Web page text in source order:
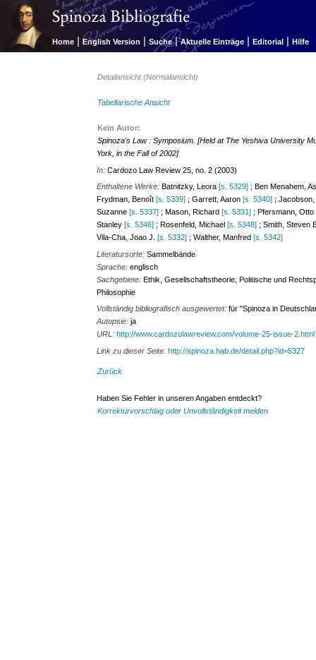
Home | English Version | Suche | Aktuelle Einträge | Editorial | Hilfe
Detailansicht (Normalansicht)
Tabellarische Ansicht
Kein Autor:
Spinoza's Law : Symposium. [Held at The Yeshiva University
York, in the Fall of 2002]
In:Cardozo Law Review 25, no. 2 (2003)
Enthaltene Werke:Batnitzky, Leora[s. 5329] ; Ben Menahem,
Frydman, Benoît[s. 5339] ; Garrett, Aaron[s. 5340] ;
Suzanne[s. 5337] ; Mason, Richard[s. 5331] ; Pfersmann, Otto
Stanley[s. 5346] ; Rosenfeld, Michael[s. 5348] ; Smith, Steven
Vila-Cha, Joao J.[s. 5332] ; Walther, Manfred[s. 5342]
Literatursorte:Sammelbände
Sprache:englisch
Sachgebiete:Ethik, Gesellschaftstheorie, Politische und
Philosophie
Vollständig bibliografisch ausgewertet:für "Spinoza in
Autopsie:ja
URL:http://www.cardozolawreview.com/volume-25-issue-2.html
Link zu dieser Seite:http://spinoza.hab.de/detail.php?id=5327
Zurück
Haben Sie Fehler in unseren Angaben entdeckt?
Korrekturvorschlag oder Unvollständigkeit melden